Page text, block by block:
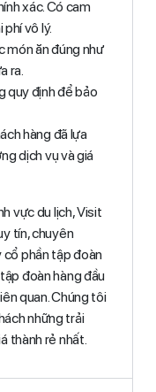
xác. Có cam
vô lý.
món ăn đúng như
ra.
quy định để bảo
hàng đã lựa
dịch vụ và giá
vực du lịch, Visit
tín, chuyên
phần tập đoàn
đoàn hàng đầu
quan. Chúng tôi
những trải
thành rẻ nhất.